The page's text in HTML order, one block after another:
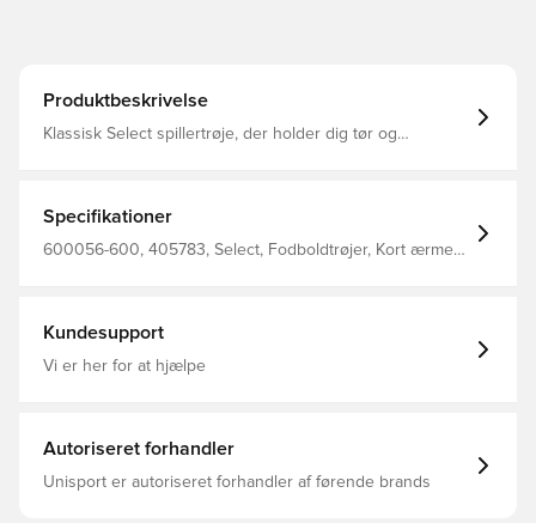
Produktbeskrivelse
Klassisk Select spillertrøje, der holder dig tør og
Specifikationer
600056-600, 405783, Select, Fodboldtrøjer, Kort ærmet,
Kundesupport
Vi er her for at hjælpe
Autoriseret forhandler
Unisport er autoriseret forhandler af førende brands